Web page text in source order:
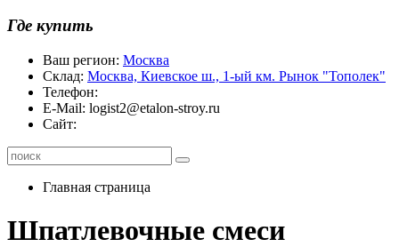
Где купить
Ваш регион: Москва
Склад: Москва, Киевское ш., 1-ый км. Рынок "Тополек"
Телефон:
E-Mail: logist2@etalon-stroy.ru
Сайт:
Главная страница
Шпатлевочные смеси